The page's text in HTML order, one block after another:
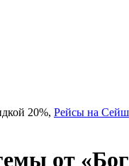
20%, Рейсы на
от